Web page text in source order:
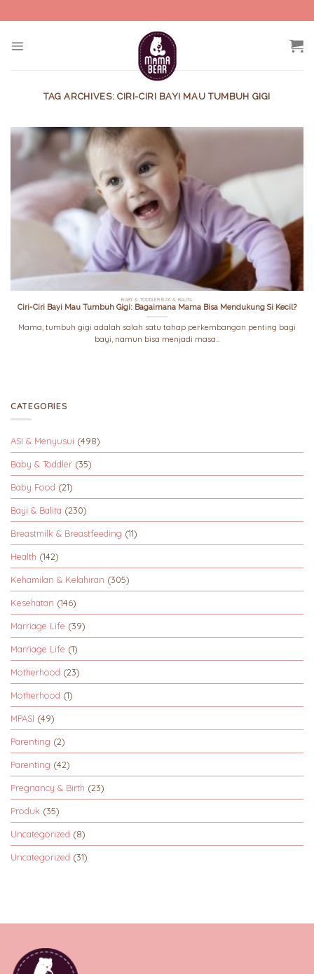
to
TAG ARCHIVES: CIRI-CIRI BAYI MAU TUMBUH GIGI
BABY & TODDLER BAYI & BALITA
Ciri-Ciri Bayi Mau Tumbuh Gigi: Bagaimana Mama Bisa Mendukung Si Kecil?
Mama, tumbuh gigi adalah salah satu tahap perkembangan penting bagi
bayi, namun bisa menjadi masa...
CATEGORIES
ASI & Menyusui (498)
Baby & Toddler (35)
Baby Food (21)
Bayi & Balita (230)
Breastmilk & Breastfeeding (11)
Health (142)
Kehamilan & Kelahiran (305)
Kesehatan (146)
Marriage Life (39)
Marriage Life (1)
Motherhood (23)
Motherhood (1)
MPASI (49)
Parenting (2)
Parenting (42)
Pregnancy & Birth (23)
Produk (35)
Uncategorized (8)
Uncategorized (31)